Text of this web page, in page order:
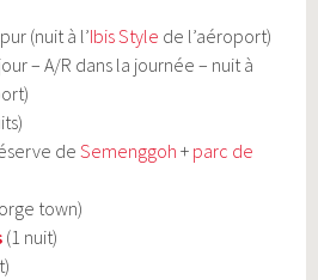
(nuit à l’Ibis Style de l’aéroport)
– A/R dans la journée – nuit à
deSemenggoh + parc de
town)
(1 nuit)